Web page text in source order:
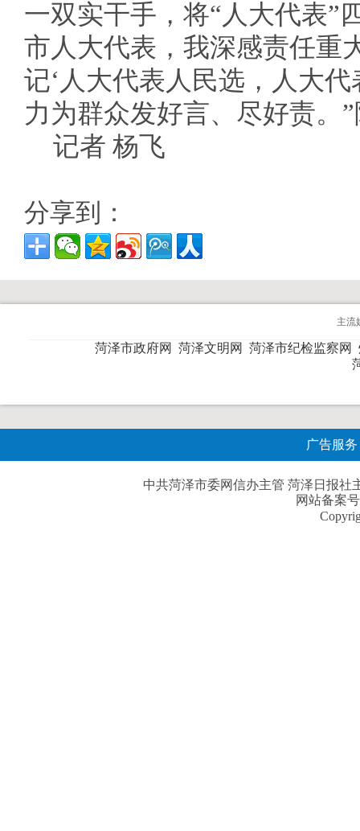
一双实干手，将“人大代表”
市人大代表，我深感责任重
记‘人大代表人民选，人大
力为群众发好言、尽好责。
记者 杨飞
分享到：
主流
菏泽市政府网 菏泽文明网 菏泽市纪检监察网
广告服务
中共菏泽市委网信办主管 菏泽日报社
网站备案